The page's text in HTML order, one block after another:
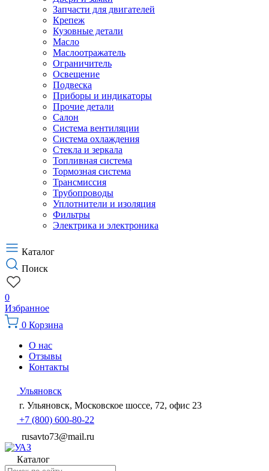
Запчасти для двигателей
Крепеж
Кузовные детали
Масло
Маслоотражатель
Ограничитель
Освещение
Подвеска
Приборы и индикаторы
Прочие детали
Салон
Система вентиляции
Система охлаждения
Стекла и зеркала
Топливная система
Тормозная система
Трансмиссия
Трубопроводы
Уплотнители и изоляция
Фильтры
Электрика и электроника
Каталог
Поиск
0
Избранное
0 Корзина
О нас
Отзывы
Контакты
Ульяновск
г. Ульяновск, Московское шоссе, 72, офис 23
+7 (800) 600-80-22
rusavto73@mail.ru
Каталог